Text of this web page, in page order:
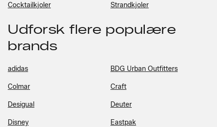
Cocktailkjoler Strandkjoler
Udforsk flere populære
brands
adidas BDG Urban Outfitters
Colmar Craft
Desigual Deuter
Disney Eastpak